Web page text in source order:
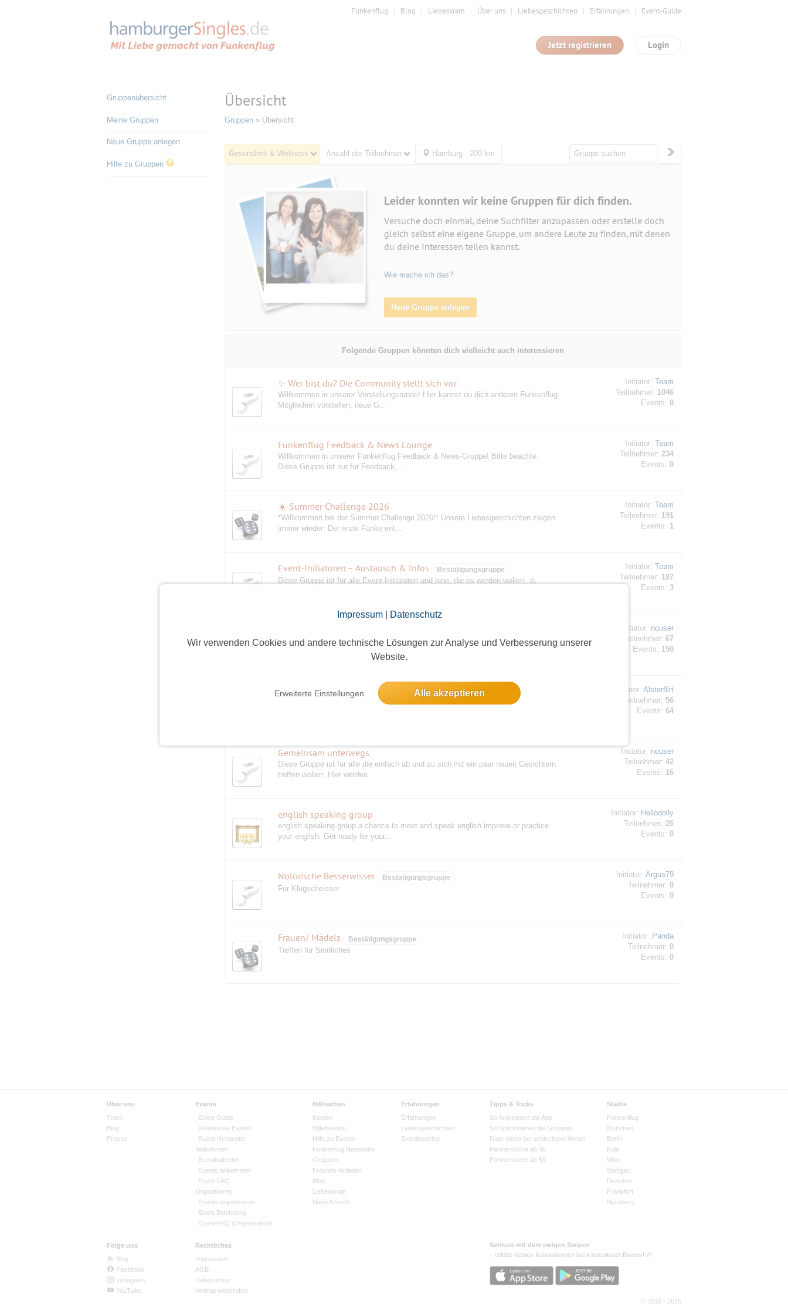
Impressum| Datenschutz
Wir verwenden Cookies und andere technische Lösungen zur Analyse und Verbesserung unserer
Website.
Erweiterte Einstellungen Alle akzeptieren
Funkenflug Blog Liebeskram Über uns Liebesgeschichten Erfahrungen Event-Guide
Login
Jetzt registrieren
Gruppenübersicht
Meine Gruppen
Neue Gruppe anlegen
Hilfe zu Gruppen
Übersicht
Gruppen» Übersicht
Gesundheit & Wellness Anzahl der Teilnehmer Hamburg - 200 km
Leider konnten wir keine Gruppen für dich finden.
Versuche doch einmal, deine Suchfilter anzupassen oder erstelle doch
gleich selbst eine eigene Gruppe, um andere Leute zu finden, mit denen
du deine Interessen teilen kannst.
Wie mache ich das?
Neue Gruppe anlegen
Folgende Gruppen könnten dich vielleicht auch interessieren
✨ Wer bist du? Die Community stellt sich vor
Willkommen in unserer Vorstellungsrunde! Hier kannst du dich anderen Funkenflug-
Mitgliedern vorstellen, neue G...
Initiator: Team
Teilnehmer: 1046
Events: 0
Funkenflug Feedback & News Lounge
Willkommen in unserer Funkenflug Feedback & News-Gruppe! Bitte beachte:
Diese Gruppe ist nur für Feedback,...
Initiator: Team
Teilnehmer: 234
Events: 0
☀️ Summer Challenge 2026
️*Willkommen bei der Summer Challenge 2026!* Unsere Liebesgeschichten zeigen
immer wieder: Der erste Funke ent...
Initiator: Team
Teilnehmer: 191
Events: 1
Event-Initiatoren – Austausch & Infos Bestätigungsgruppe
Diese Gruppe ist für alle Event-Initiatoren und jene, die es werden wollen. ⚠️
Initiator: Team
Teilnehmer: 187
Events: 3
Unser Ziel bei: Klönschnack, Action, Spiel, Sport, Spaß, Spannung, Grillen,
Kochen, Unternehmungen, Fahrradtou...
Initiator: nouser
Teilnehmer: 67
Events: 150
Brunch-Gruppe
Wir treffen uns ungefähr alle 4-8 Wochen immer sonntags (oder ggf. feiertags) in
Initiator: Alsterflirt
Teilnehmer: 56
Events: 64
Gemeinsam unterwegs
Diese Gruppe ist für alle die einfach ab und zu sich mit ein paar neuen Gesichtern
treffen wollen. Hier werden...
Initiator: nouser
Teilnehmer: 42
Events: 16
english speaking group
english speaking group a chance to meet and speak english improve or practice
your english. Get ready for your...
Initiator: Hellodolly
Teilnehmer: 26
Events: 0
Notorische Besserwisser Bestätigungsgruppe
Für Klugscheisser
Initiator: Argus79
Teilnehmer: 0
Events: 0
Frauen/ Mädels Bestätigungsgruppe
Treffen für Sinnliches
Initiator: Panda
Teilnehmer: 0
Events: 0
Über uns
Team
Blog
Presse
Events
Event Guide
Kostenlose Events
Event-Netiquette
Teilnehmen
Eventkalender
Events teilnehmen
Event-FAQ
Organisieren
Events organisieren
Event Belohnung
Event-FAQ (Organisation)
Hilfreiches
Kosten
Hilfebereich
Hilfe zu Events
Funkenflug Netiquette
Gruppen
Freunde einladen
Blog
Liebeskram
Neue Ansicht
Erfahrungen
Erfahrungen
Liebesgeschichten
Eventberichte
Tipps & Tricks
So funktioniert die App
So funktionieren die Gruppen
Date-Ideen bei schlechtem Wetter
Partnersuche ab 40
Partnersuche ab 50
Städte
Funkenflug
München
Berlin
Köln
Wien
Stuttgart
Dresden
Frankfurt
Nürnberg
Folge uns
Blog
Facebook
Instagram
YouTube
Rechtliches
Impressum
AGB
Datenschutz
Vertrag widerrufen
Schluss mit dem ewigen Swipen
– erlebe echtes Kennenlernen bei kostenlosen Events! 🎉
© 2010 - 2026